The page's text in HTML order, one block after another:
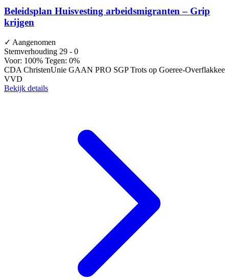
Beleidsplan Huisvesting arbeidsmigranten – Grip
krijgen
✓ Aangenomen
Stemverhouding 29 - 0
Voor: 100% Tegen: 0%
CDAChristenUnie GAAN PRO SGPTrots op Goeree-Overflakkee
VVD
Bekijk details